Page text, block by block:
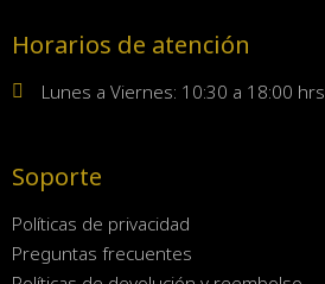
Horarios de atención
Lunes a Viernes: 10:30 a 18:00 hrs
Soporte
Políticas de privacidad
Preguntas frecuentes